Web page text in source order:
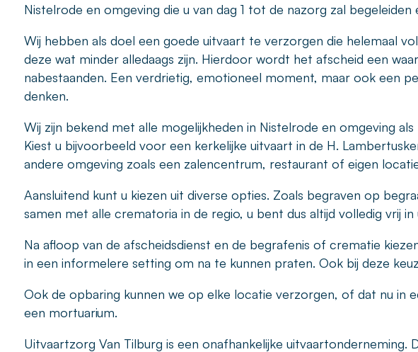
Nistelrode en omgeving die u van dag 1 tot de nazorg zal begeleiden
Wij hebben als doel een goede uitvaart te verzorgen die helemaal
deze wat minder alledaags zijn. Hierdoor wordt het afscheid een
nabestaanden. Een verdrietig, emotioneel moment, maar ook een
denken.
Wij zijn bekend met alle mogelijkheden in Nistelrode en omgeving
Kiest u bijvoorbeeld voor een kerkelijke uitvaart in de H.
andere omgeving zoals een zalencentrum, restaurant of eigen
Aansluitend kunt u kiezen uit diverse opties. Zoals begraven op
samen met alle crematoria in de regio, u bent dus altijd volledig vrij in
Na afloop van de afscheidsdienst en de begrafenis of crematie
in een informelere setting om na te kunnen praten. Ook bij deze
Ook de opbaring kunnen we op elke locatie verzorgen, of dat nu in
een mortuarium.
Uitvaartzorg Van Tilburg is een onafhankelijke uitvaartonderneming.